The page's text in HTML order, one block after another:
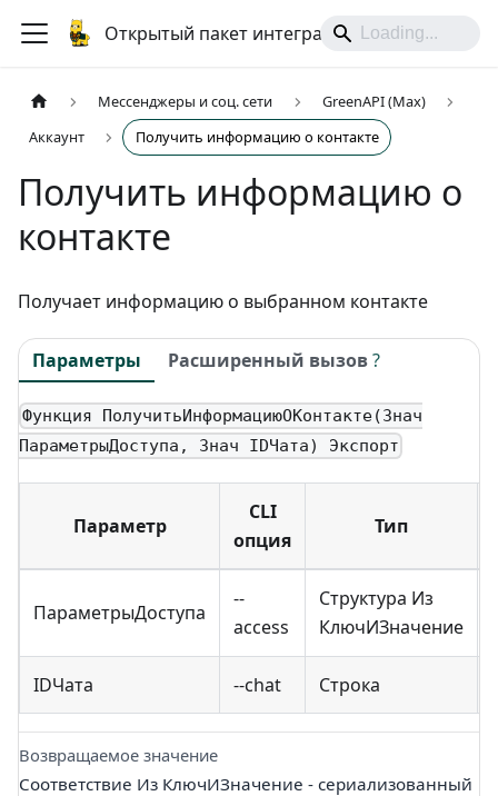
Открытый пакет интеграций
Мессенджеры и соц. сети
GreenAPI (Max)
Аккаунт
Получить информацию о контакте
Получить информацию о
контакте
Получает информацию о выбранном контакте
Параметры Расширенный вызов?
Функция ПолучитьИнформациюОКонтакте(Знач
ПараметрыДоступа, Знач IDЧата) Экспорт
Параметр
CLI
опция
Тип
ПараметрыДоступа
--
access
Структура Из
КлючИЗначение
IDЧата --chat Строка
Возвращаемое значение
Соответствие Из КлючИЗначение - сериализованный